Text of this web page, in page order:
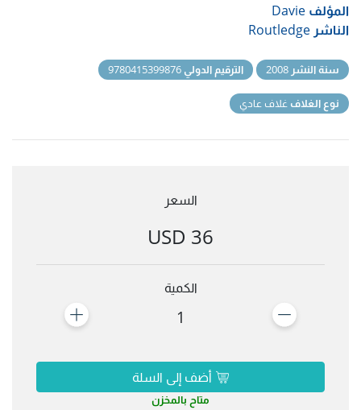
المؤلف Davie
الناشر Routledge
سنة النشر الترقيم الدولي
نوع الغلاف غلاف عادي
السعر
36 USD
الكمية
1
أضف إلى السلة
متاح بالمخزن